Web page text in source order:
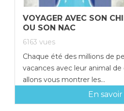
VOYAGER AVEC SON
OU SON NAC
6163 vues
Chaque été des millions de
vacances avec leur animal
allons vous montrer les...
En savoir